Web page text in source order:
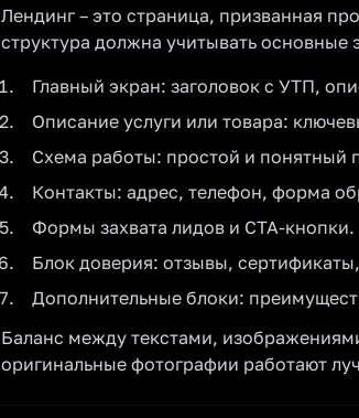
Лендинг – это страница, призванная
структура должна учитывать основные
Главный экран: заголовок с УТП,
Описание услуги или товара:
Схема работы: простой и понятный
Контакты: адрес, телефон, форма
Формы захвата лидов и CTA-кнопки.
Блок доверия: отзывы,
Дополнительные блоки:
Баланс между текстами,
оригинальные фотографии работают